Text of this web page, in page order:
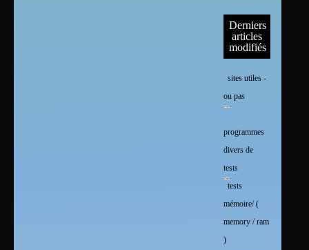
Derniers
articles
modifiés
sites utiles -
ou pas
programmes
divers de
tests
tests
mémoire/ (
memory / ram
)